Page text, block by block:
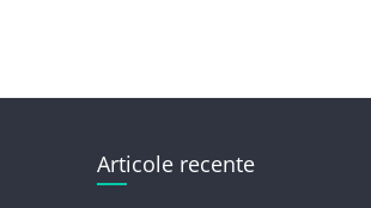
Articole recente